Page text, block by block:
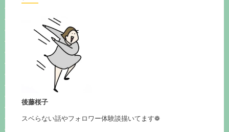
後藤桜子
スベらない話やフォロワー体験談描いてます❁